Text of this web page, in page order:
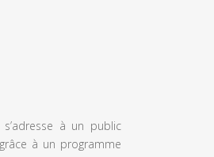
à un public
à un programme